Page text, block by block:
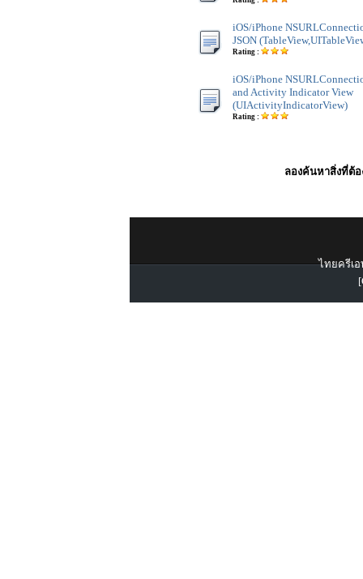
iOS/iPhone
JSON
Rating :
iOS/iPhone
and Activity Indicator View
(UIActivityIndicatorView)
Rating :
ลองค้นหาสิ่งที่ต้อ
ไทยครีเอ
[